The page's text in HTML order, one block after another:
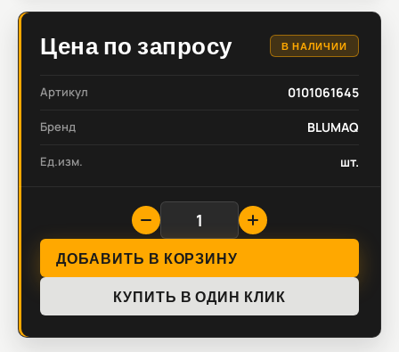
Цена по запросу В НАЛИЧИИ
Артикул 0101061645
Бренд BLUMAQ
Ед.изм. шт.
ДОБАВИТЬ В КОРЗИНУ
КУПИТЬ В ОДИН КЛИК